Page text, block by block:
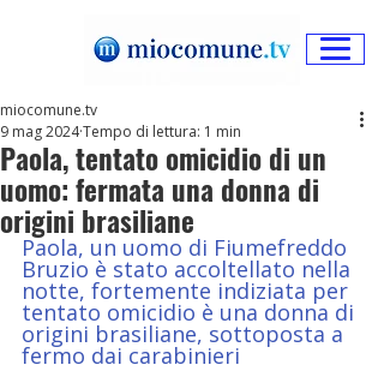
Paola, tentato omicidio di un
uomo: fermata una donna di
origini brasiliane
miocomune.tv
9 mag 2024Tempo di lettura: 1 min
Paola, un uomo di Fiumefreddo
Bruzio è stato accoltellato nella
notte, fortemente indiziata per
tentato omicidio è una donna di
origini brasiliane, sottoposta a
fermo dai carabinieri